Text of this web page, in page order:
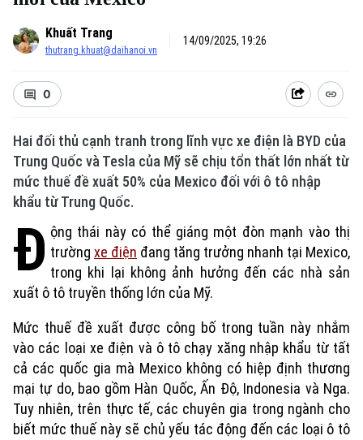
Khuất Trang
thutrang.khuat@daihanoi.vn
14/09/2025, 19:26
0
Hai đối thủ cạnh tranh trong lĩnh vực xe điện là BYD của
Trung Quốc và Tesla của Mỹ sẽ chịu tổn thất lớn nhất từ
mức thuế đề xuất 50% của Mexico đối với ô tô nhập
khẩu từ Trung Quốc.
Đ ộng thái này có thể giáng một đòn mạnh vào thị
trường xe điện đang tăng trưởng nhanh tại Mexico,
trong khi lại không ảnh hưởng đến các nhà sản
xuất ô tô truyền thống lớn của Mỹ.
Mức thuế đề xuất được công bố trong tuần này nhắm
vào các loại xe điện và ô tô chạy xăng nhập khẩu từ tất
cả các quốc gia mà Mexico không có hiệp định thương
mại tự do, bao gồm Hàn Quốc, Ấn Độ, Indonesia và Nga.
Tuy nhiên, trên thực tế, các chuyên gia trong ngành cho
biết mức thuế này sẽ chủ yếu tác động đến các loại ô tô